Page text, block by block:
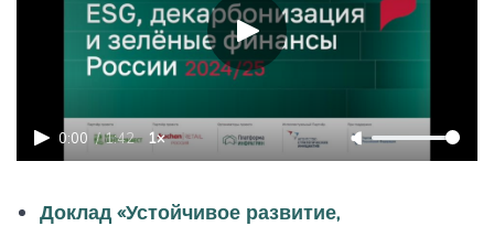
0:00 / 1:42 1×
Доклад «Устойчивое развитие,